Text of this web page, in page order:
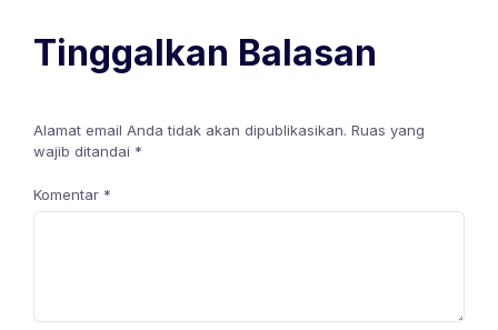
Tinggalkan Balasan
Alamat email Anda tidak akan dipublikasikan. Ruas yang
wajib ditandai *
Komentar *